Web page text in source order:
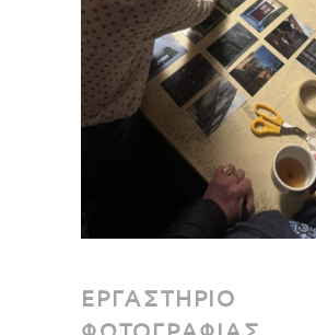
ΕΡΓΑΣΤΗΡΙΟ